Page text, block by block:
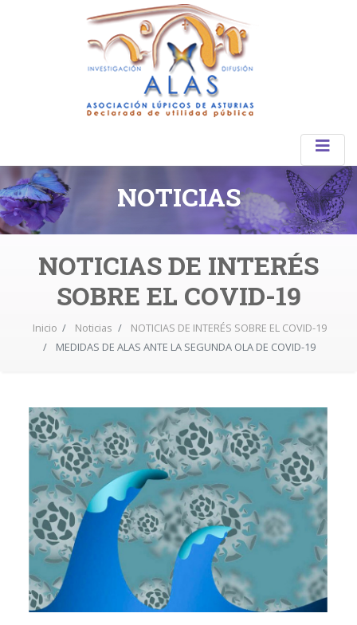
NOTICIAS
NOTICIAS DE INTERÉS
SOBRE EL COVID-19
Inicio Noticias
NOTICIAS DE INTERÉS SOBRE EL COVID-19
MEDIDAS DE ALAS ANTE LA SEGUNDA OLA DE COVID-19